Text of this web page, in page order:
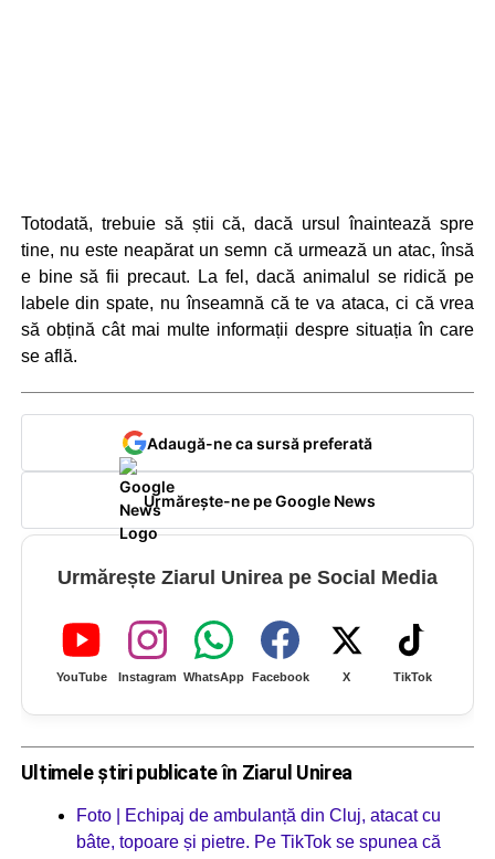
Totodată, trebuie să știi că, dacă ursul înaintează spre
tine, nu este neapărat un semn că urmează un atac, însă
e bine să fii precaut. La fel, dacă animalul se ridică pe
labele din spate, nu înseamnă că te va ataca, ci că vrea
să obțină cât mai multe informații despre situația în care
se află.
Adaugă-ne ca sursă preferată
Urmărește-ne pe Google News
Urmărește Ziarul Unirea pe Social Media
YouTube Instagram WhatsApp Facebook X TikTok
Ultimele știri publicate în Ziarul Unirea
Foto | Echipaj de ambulanță din Cluj, atacat cu
bâte, topoare și pietre. Pe TikTok se spunea că